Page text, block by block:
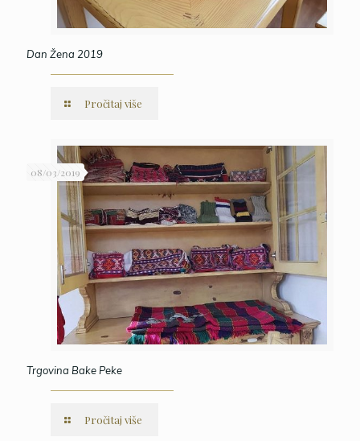
Dan Žena 2019
Pročitaj više
08/03/2019
Trgovina Bake Peke
Pročitaj više